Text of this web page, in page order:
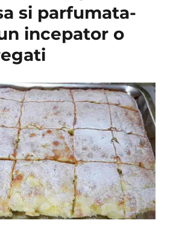
si parfumata-
incepator o